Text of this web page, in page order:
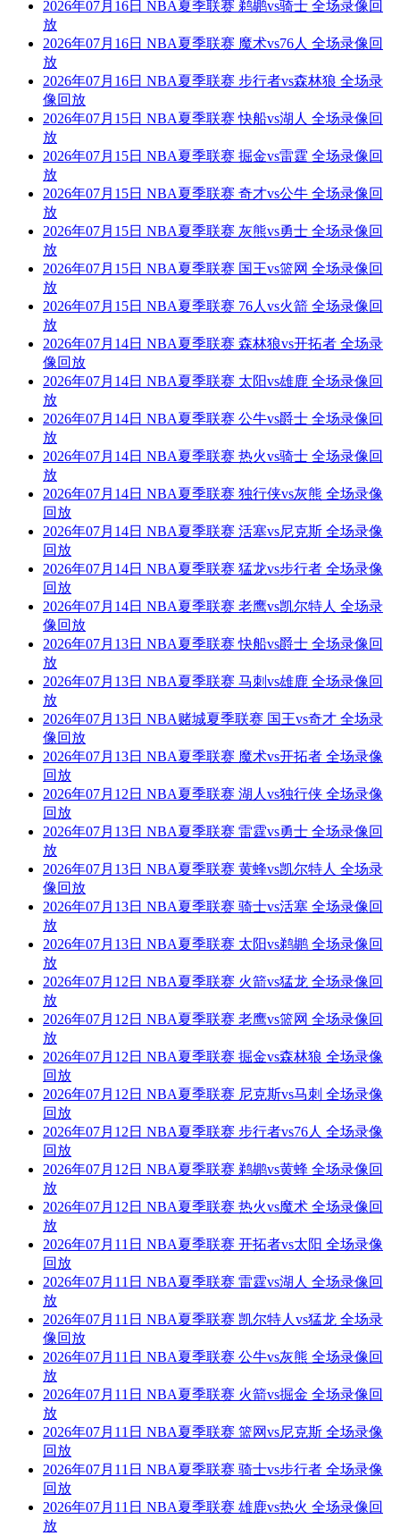
2026年07月16日 NBA夏季联赛 鹈鹕vs骑士 全场录像回
放
2026年07月16日 NBA夏季联赛 魔术vs76人 全场录像回
放
2026年07月16日 NBA夏季联赛 步行者vs森林狼 全场录
像回放
2026年07月15日 NBA夏季联赛 快船vs湖人 全场录像回
放
2026年07月15日 NBA夏季联赛 掘金vs雷霆 全场录像回
放
2026年07月15日 NBA夏季联赛 奇才vs公牛 全场录像回
放
2026年07月15日 NBA夏季联赛 灰熊vs勇士 全场录像回
放
2026年07月15日 NBA夏季联赛 国王vs篮网 全场录像回
放
2026年07月15日 NBA夏季联赛 76人vs火箭 全场录像回
放
2026年07月14日 NBA夏季联赛 森林狼vs开拓者 全场录
像回放
2026年07月14日 NBA夏季联赛 太阳vs雄鹿 全场录像回
放
2026年07月14日 NBA夏季联赛 公牛vs爵士 全场录像回
放
2026年07月14日 NBA夏季联赛 热火vs骑士 全场录像回
放
2026年07月14日 NBA夏季联赛 独行侠vs灰熊 全场录像
回放
2026年07月14日 NBA夏季联赛 活塞vs尼克斯 全场录像
回放
2026年07月14日 NBA夏季联赛 猛龙vs步行者 全场录像
回放
2026年07月14日 NBA夏季联赛 老鹰vs凯尔特人 全场录
像回放
2026年07月13日 NBA夏季联赛 快船vs爵士 全场录像回
放
2026年07月13日 NBA夏季联赛 马刺vs雄鹿 全场录像回
放
2026年07月13日 NBA赌城夏季联赛 国王vs奇才 全场录
像回放
2026年07月13日 NBA夏季联赛 魔术vs开拓者 全场录像
回放
2026年07月12日 NBA夏季联赛 湖人vs独行侠 全场录像
回放
2026年07月13日 NBA夏季联赛 雷霆vs勇士 全场录像回
放
2026年07月13日 NBA夏季联赛 黄蜂vs凯尔特人 全场录
像回放
2026年07月13日 NBA夏季联赛 骑士vs活塞 全场录像回
放
2026年07月13日 NBA夏季联赛 太阳vs鹈鹕 全场录像回
放
2026年07月12日 NBA夏季联赛 火箭vs猛龙 全场录像回
放
2026年07月12日 NBA夏季联赛 老鹰vs篮网 全场录像回
放
2026年07月12日 NBA夏季联赛 掘金vs森林狼 全场录像
回放
2026年07月12日 NBA夏季联赛 尼克斯vs马刺 全场录像
回放
2026年07月12日 NBA夏季联赛 步行者vs76人 全场录像
回放
2026年07月12日 NBA夏季联赛 鹈鹕vs黄蜂 全场录像回
放
2026年07月12日 NBA夏季联赛 热火vs魔术 全场录像回
放
2026年07月11日 NBA夏季联赛 开拓者vs太阳 全场录像
回放
2026年07月11日 NBA夏季联赛 雷霆vs湖人 全场录像回
放
2026年07月11日 NBA夏季联赛 凯尔特人vs猛龙 全场录
像回放
2026年07月11日 NBA夏季联赛 公牛vs灰熊 全场录像回
放
2026年07月11日 NBA夏季联赛 火箭vs掘金 全场录像回
放
2026年07月11日 NBA夏季联赛 篮网vs尼克斯 全场录像
回放
2026年07月11日 NBA夏季联赛 骑士vs步行者 全场录像
回放
2026年07月11日 NBA夏季联赛 雄鹿vs热火 全场录像回
放